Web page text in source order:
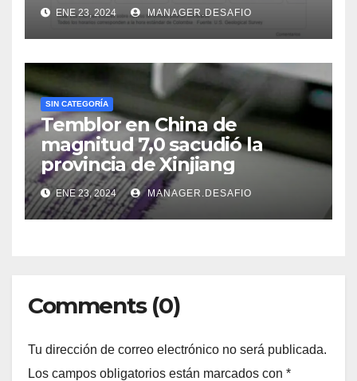
ENE 23, 2024 MANAGER.DESAFIO
SIN CATEGORÍA
Temblor en China de
magnitud 7,0 sacudió la
provincia de Xinjiang
ENE 23, 2024 MANAGER.DESAFIO
Comments (0)
Tu dirección de correo electrónico no será publicada.
Los campos obligatorios están marcados con *